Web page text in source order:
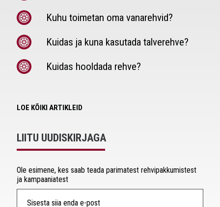
Kuhu toimetan oma vanarehvid?
Kuidas ja kuna kasutada talverehve?
Kuidas hooldada rehve?
LOE KÕIKI ARTIKLEID
LIITU UUDISKIRJAGA
Ole esimene, kes saab teada parimatest rehvipakkumistest
ja kampaaniatest